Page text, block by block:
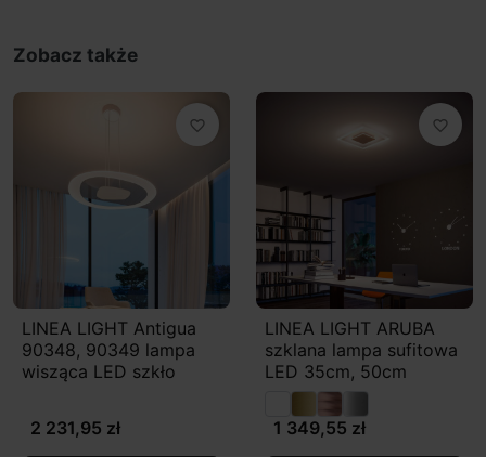
Zobacz także
favorite_border
LINEA LIGHT Antigua
90348, 90349 lampa
wisząca LED szkło
2 231,95 zł
favorite_border
LINEA LIGHT ARUBA
szklana lampa sufitowa
LED 35cm, 50cm
1 349,55 zł